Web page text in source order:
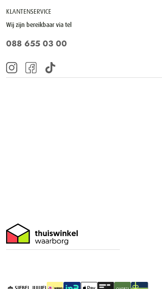
KLANTENSERVICE
Wij zijn bereikbaar via tel
088 655 03 00